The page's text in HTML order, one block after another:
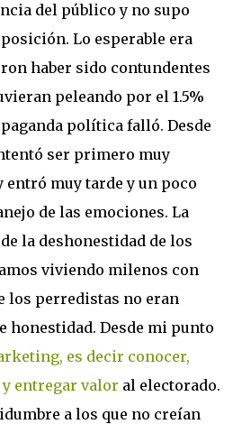
del público y no supo
Lo esperable era
haber sido contundentes
peleando por el 1.5%
política falló. Desde
ser primero muy
muy tarde y un poco
de las emociones. La
la deshonestidad de los
viviendo milenos con
los perredistas no eran
honestidad. Desde mi punto
es decir conocer,
entregar valor al electorado.
a los que no creían